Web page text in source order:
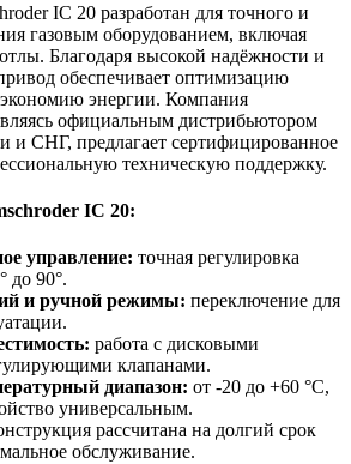
IC 20 разработан для точного и
газовым оборудованием, включая
Благодаря высокой надёжности и
обеспечивает оптимизацию
энергии. Компания
официальным дистрибьютором
и СНГ, предлагает сертифицированное
техническую поддержку.
IC 20:
управление: точная регулировка
до 90°.
и ручной режимы: переключение для
работа с дисковыми
клапанами.
диапазон: от -20 до +60 °C,
универсальным.
рассчитана на долгий срок
обслуживание.